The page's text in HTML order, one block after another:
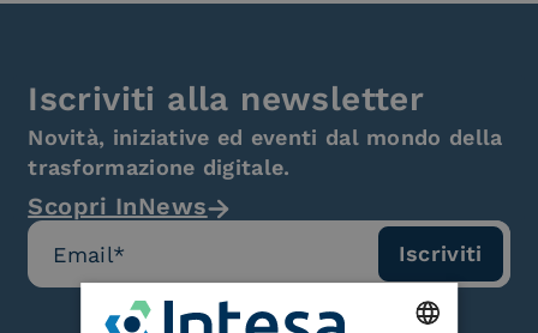
Iscriviti alla newsletter
Novità, iniziative ed eventi dal mondo della
trasformazione digitale.
Scopri InNews